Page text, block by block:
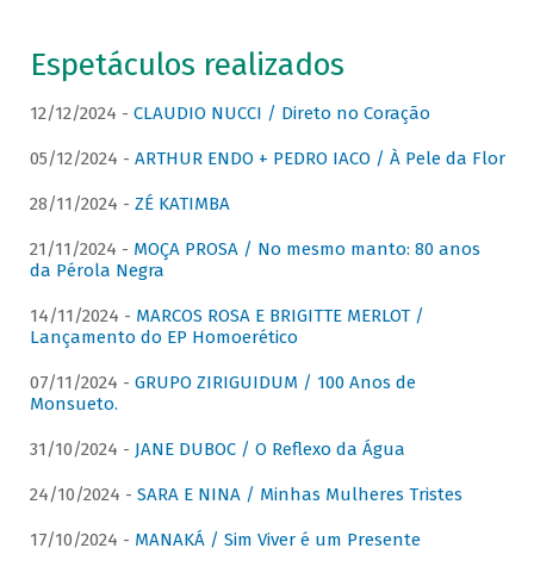
Espetáculos realizados
12/12/2024 - CLAUDIO NUCCI / Direto no Coração
05/12/2024 - ARTHUR ENDO + PEDRO IACO / À Pele da Flor
28/11/2024 - ZÉ KATIMBA
21/11/2024 - MOÇA PROSA / No mesmo manto: 80 anos
da Pérola Negra
14/11/2024 - MARCOS ROSA E BRIGITTE MERLOT /
Lançamento do EP Homoerético
07/11/2024 - GRUPO ZIRIGUIDUM / 100 Anos de
Monsueto.
31/10/2024 - JANE DUBOC / O Reflexo da Água
24/10/2024 - SARA E NINA / Minhas Mulheres Tristes
17/10/2024 - MANAKÁ / Sim Viver é um Presente